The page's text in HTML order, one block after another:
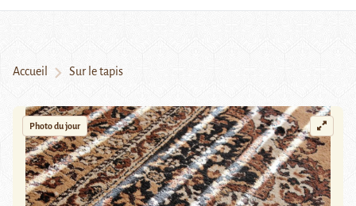
Accueil Sur le tapis
Photo du jour